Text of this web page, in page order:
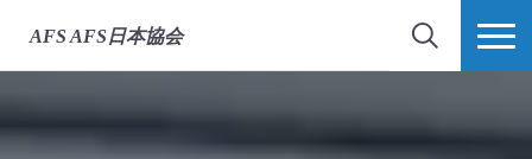
AFS AFS日本協会
検索 MORE